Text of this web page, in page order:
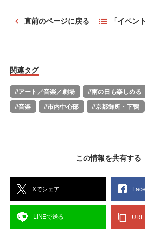
直前のページに戻る 「イベン
関連タグ
#アート／音楽／劇場 #雨の日も楽しめる
#音楽 #市内中心部 #京都御所・下鴨
この情報を共有する
Xでシェア
LINEで送る